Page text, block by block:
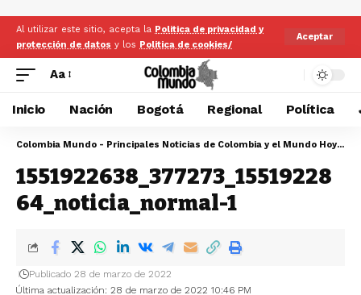
Al utilizar este sitio, acepta la Politica de privacidad y
protección de datos y los Politica de cookies/
Aceptar
Aa
Inicio Nación Bogotá Regional Política
Colombia Mundo - Principales Noticias de Colombia y el Mundo Hoy
>
1551922638_377273_15519228
64_noticia_normal-1
Última actualización: 28 de marzo de 2022 10:46 PM
Publicado 28 de marzo de 2022